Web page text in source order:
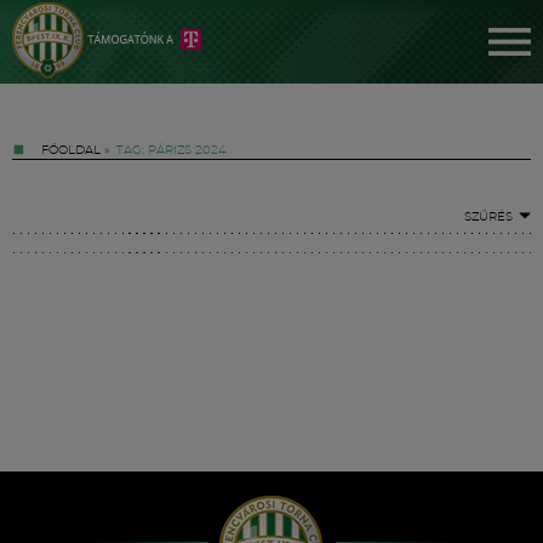
FŐOLDAL » TAG: PÁRIZS 2024
SZŰRÉS
Hírek